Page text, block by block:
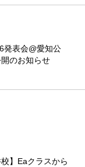
発表会@愛知公
のお知らせ
校】Eaクラスから